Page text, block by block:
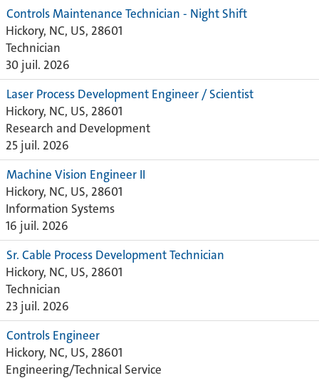
Controls Maintenance Technician - Night Shift
Hickory, NC, US, 28601
Technician
30 juil. 2026
Laser Process Development Engineer / Scientist
Hickory, NC, US, 28601
Research and Development
25 juil. 2026
Machine Vision Engineer II
Hickory, NC, US, 28601
Information Systems
16 juil. 2026
Sr. Cable Process Development Technician
Hickory, NC, US, 28601
Technician
23 juil. 2026
Controls Engineer
Hickory, NC, US, 28601
Engineering/Technical Service